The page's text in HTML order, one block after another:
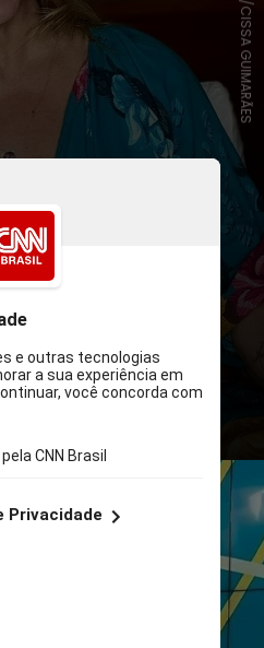
quando atuou em
ainda
de seu